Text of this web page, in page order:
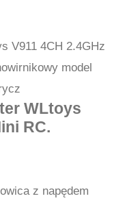
V911 4CH 2.4GHz
model
WLtoys
RC.
z napędem